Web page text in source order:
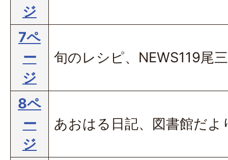
ジ
7ペ
ー
ジ
旬のレシピ、NEWS119尾
8ペ
ー
ジ
あおはる日記、図書館だよ